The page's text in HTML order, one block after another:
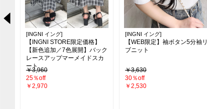
[INGNI イング]
【INGNI STORE限定価格】
【新色追加／7色展開】バック
レースアップマーメイドスカ
ート
￥3,960
25％off
￥2,970
[INGNI イング]
【WEB限定】袖ボタン5分袖リ
ブニット
￥3,630
30％off
￥2,530